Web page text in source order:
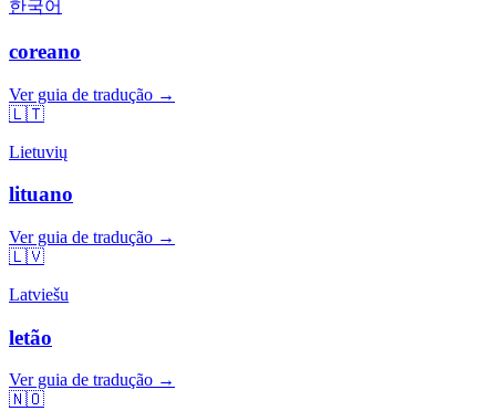
한국어
coreano
Ver guia de tradução →
🇱🇹
Lietuvių
lituano
Ver guia de tradução →
🇱🇻
Latviešu
letão
Ver guia de tradução →
🇳🇴